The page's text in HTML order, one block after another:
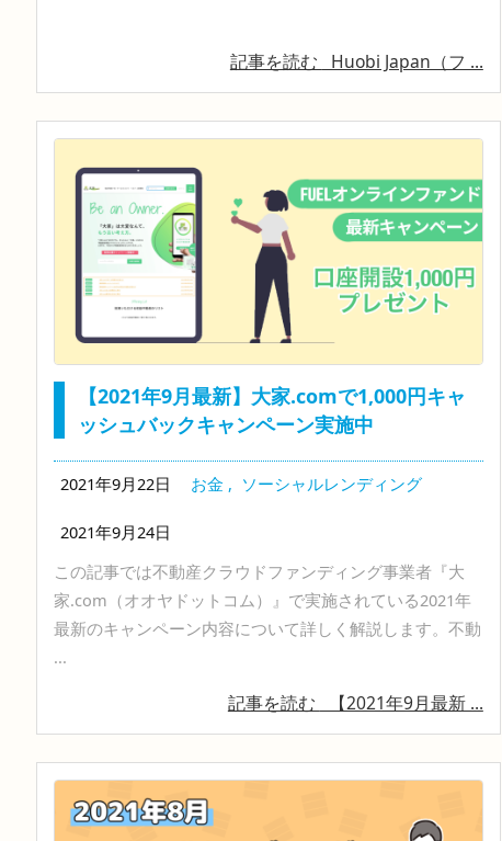
記事を読む Huobi Japan（フ ...
【2021年9月最新】大家.comで1,000円キャ
ッシュバックキャンペーン実施中
2021年9月22日 お金 , ソーシャルレンディング
2021年9月24日
この記事では不動産クラウドファンディング事業者『大
家.com（オオヤドットコム）』で実施されている2021年
最新のキャンペーン内容について詳しく解説します。不動
...
記事を読む 【2021年9月最新 ...